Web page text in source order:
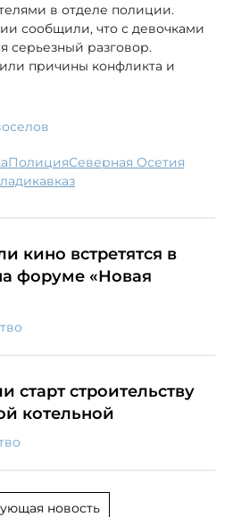
в отделе полиции.
сообщили, что с девочками
серьезный разговор.
причины конфликта и
полиция Северная Осетия
Владикавказ
кино встретятся в
форуме «Новая
старт строительству
котельной
новость